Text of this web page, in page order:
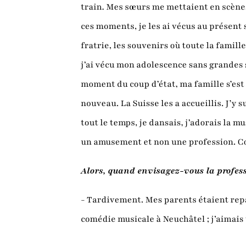
train. Mes sœurs me mettaient en
ces moments, je les ai vécus au
fratrie, les souvenirs où toute la famille
j’ai vécu mon adolescence sans
moment du coup d’état, ma famille
nouveau. La Suisse les a accueillis.
tout le temps, je dansais, j’adorais la
un amusement et non une profession.
Alors, quand envisagez-vous la
- Tardivement. Mes parents étaient
comédie musicale à Neuchâtel ;